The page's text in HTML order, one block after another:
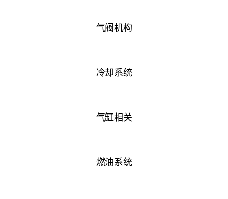
气阀机构
冷却系统
气缸相关
燃油系统